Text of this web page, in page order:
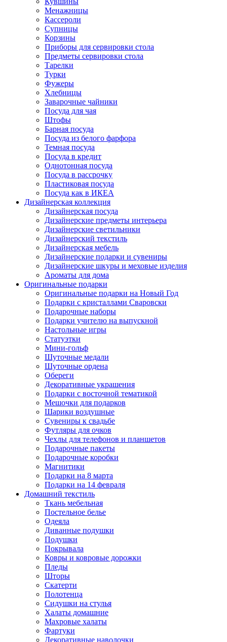
Менажницы
Кассероли
Супницы
Корзины
Приборы для сервировки стола
Предметы сервировки стола
Тарелки
Турки
Фужеры
Хлебницы
Заварочные чайники
Посуда для чая
Штофы
Барная посуда
Посуда из белого фарфора
Темная посуда
Посуда в кредит
Однотонная посуда
Посуда в рассрочку
Пластиковая посуда
Посуда как в ИКЕА
Дизайнерская коллекция
Дизайнерская посуда
Дизайнерские предметы интерьера
Дизайнерские светильники
Дизайнерский текстиль
Дизайнерская мебель
Дизайнерские подарки и сувениры
Дизайнерские шкуры и меховые изделия
Ароматы для дома
Оригинальные подарки
Оригинальные подарки на Новый Год
Подарки с кристаллами Сваровски
Подарочные наборы
Подарки учителю на выпускной
Настольные игры
Статуэтки
Мини-гольф
Шуточные медали
Шуточные ордена
Обереги
Декоративные украшения
Подарки с восточной тематикой
Мешочки для подарков
Шарики воздушные
Сувениры к свадьбе
Футляры для очков
Чехлы для телефонов и планшетов
Подарочные пакеты
Подарочные коробки
Магнитики
Подарки на 8 марта
Подарки на 14 февраля
Домашний текстиль
Ткань мебельная
Постельное белье
Одеяла
Диванные подушки
Подушки
Покрывала
Ковры и ковровые дорожки
Пледы
Шторы
Скатерти
Полотенца
Сидушки на стулья
Халаты домашние
Махровые халаты
Фартуки
Декоративные наволочки